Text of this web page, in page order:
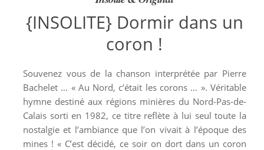
{INSOLITE} Dormir dans un
coron !
Souvenez vous de la chanson interprétée par Pierre
Bachelet … « Au Nord, c’était les corons … ». Véritable
hymne destiné aux régions minières du Nord-Pas-de-
Calais sorti en 1982, ce titre reflète à lui seul toute la
nostalgie et l’ambiance que l’on vivait à l’époque des
mines ! « C’est décidé, ce soir on dort dans un coron